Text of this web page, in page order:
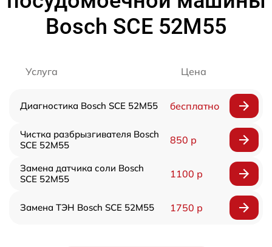
Bosch SCE 52M55
Услуга Цена
Диагностика Bosch SCE 52M55 бесплатно
Чистка разбрызгивателя Bosch
SCE 52M55
850 р
Замена датчика соли Bosch
SCE 52M55
1100 р
Замена ТЭН Bosch SCE 52M55 1750 р